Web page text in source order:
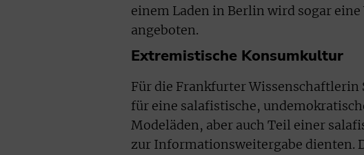
einem Laden in Berlin wird sogar
angeboten.
Extremistische Konsumkultur
Für die Frankfurter Wissenschaftlerin
für eine salafistische,
Modeläden, aber auch Teil einer
zur Informationsweitergabe dienten.